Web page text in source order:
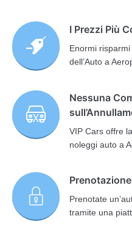
I Prezzi Più
Enormi
dell’Auto a
Nessuna
VIP Cars offre
noleggi auto a
Prenotate
tramite una